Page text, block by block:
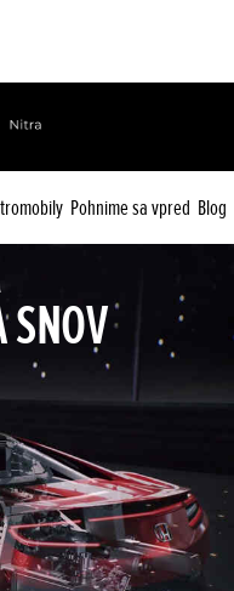
Pohnime sa vpred Blog
SNOV